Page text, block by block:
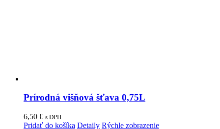
Prírodná višňová šťava 0,75L
6,50 € s DPH
Pridať do košíka Detaily Rýchle zobrazenie